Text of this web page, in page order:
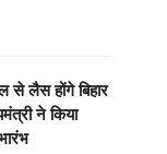
से लैस होंगे बिहार
ने किया